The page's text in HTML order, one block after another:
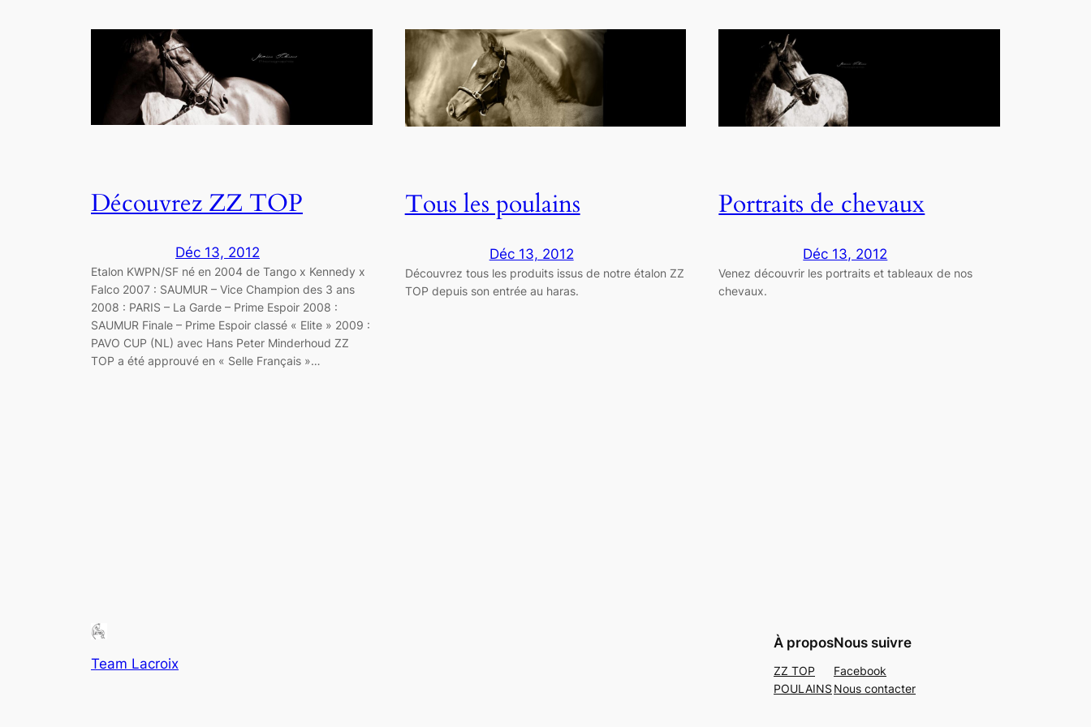
Découvrez ZZ TOP
Déc 13, 2012
Etalon KWPN/SF né en 2004 de Tango x Kennedy x
Falco 2007 : SAUMUR – Vice Champion des 3 ans
2008 : PARIS – La Garde – Prime Espoir 2008 :
SAUMUR Finale – Prime Espoir classé « Elite » 2009 :
PAVO CUP (NL) avec Hans Peter Minderhoud ZZ
TOP a été approuvé en « Selle Français »…
Tous les poulains
Déc 13, 2012
Découvrez tous les produits issus de notre étalon ZZ
TOP depuis son entrée au haras.
Portraits de chevaux
Déc 13, 2012
Venez découvrir les portraits et tableaux de nos
chevaux.
Team Lacroix
À propos
ZZ TOP
POULAINS
Nous suivre
Facebook
Nous contacter